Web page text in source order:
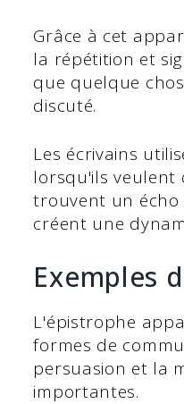
Grâce à cet
la répétition et
que quelque
discuté.
Les écrivains
lorsqu'ils veulent
trouvent un
créent une
Exemples
L'épistrophe
formes de
persuasion et la
importantes.